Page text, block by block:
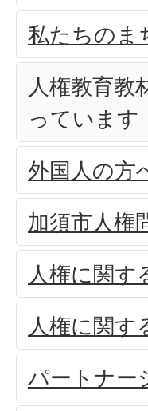
私たちのま
人権教育教
っています
外国人の方
加須市人権
人権に関す
人権に関す
パートナー